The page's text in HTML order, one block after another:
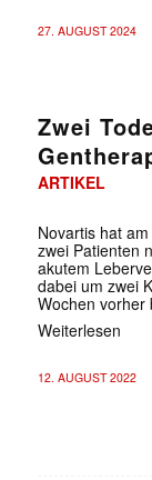
27. AUGUST 2024
Zwei
ARTIKEL
Novartis hat
zwei Patienten
akutem
dabei um zwei
Wochen vorher
Weiterlesen
12. AUGUST 2022